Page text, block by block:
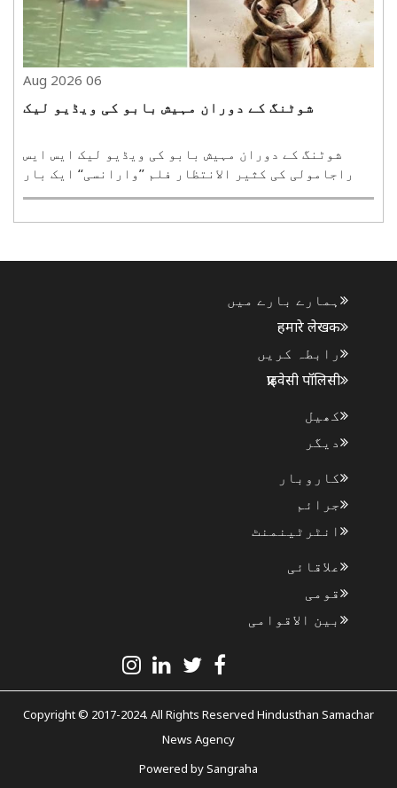
06 Aug 2026
شوٹنگ کے دوران مہیش بابو کی ویڈیو لیک
شوٹنگ کے دوران مہیش بابو کی ویڈیو لیک ایس ایس
راجامولی کی کثیر الانتظار فلم ’’وارانسی‘‘ ایک بار
پھر شوٹنگ سے متعلق لیک ہونے والی ویڈیو کے باعث
ہمارے بارے میں
हमारे लेखक
رابطہ کریں
प्राइवेसी पॉलिसी
کھیل
دیگر
کاروبار
جرائم
انٹرٹینمنٹ
علاقائی
قومی
بین الاقوامی
Copyright © 2017-2024. All Rights Reserved Hindusthan Samachar
News Agency
Powered bySangraha